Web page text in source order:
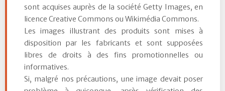
sont acquises auprès de la société Getty Images, en
licence Creative Commons ou Wikimédia Commons.
Les images illustrant des produits sont mises à
disposition par les fabricants et sont supposées
libres de droits à des fins promotionnelles ou
informatives.
Si, malgré nos précautions, une image devait poser